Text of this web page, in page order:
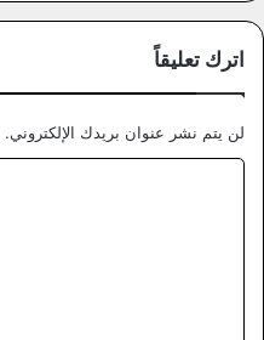
اترك تعليقاً
لن يتم نشر عنوان بريدك الإلكتروني.